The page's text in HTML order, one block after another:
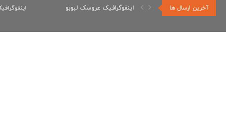
آخرین ارسال ها اینفوگرافیک عروسک لبوبو